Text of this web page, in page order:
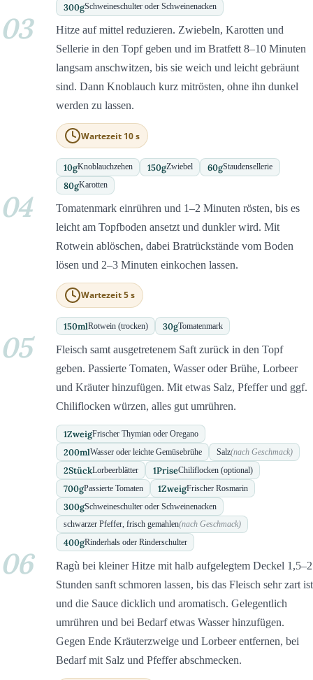
300gSchweineschulter oder Schweinenacken
03
Hitze auf mittel reduzieren. Zwiebeln, Karotten und
Sellerie in den Topf geben und im Bratfett 8–10 Minuten
langsam anschwitzen, bis sie weich und leicht gebräunt
sind. Dann Knoblauch kurz mitrösten, ohne ihn dunkel
werden zu lassen.
Wartezeit 10 s
10gKnoblauchzehen 150gZwiebel 60gStaudensellerie
80gKarotten
04
Tomatenmark einrühren und 1–2 Minuten rösten, bis es
leicht am Topfboden ansetzt und dunkler wird. Mit
Rotwein ablöschen, dabei Bratrückstände vom Boden
lösen und 2–3 Minuten einkochen lassen.
Wartezeit 5 s
150mlRotwein (trocken) 30gTomatenmark
05
Fleisch samt ausgetretenem Saft zurück in den Topf
geben. Passierte Tomaten, Wasser oder Brühe, Lorbeer
und Kräuter hinzufügen. Mit etwas Salz, Pfeffer und ggf.
Chiliflocken würzen, alles gut umrühren.
1ZweigFrischer Thymian oder Oregano
200mlWasser oder leichte Gemüsebrühe Salz(nach Geschmack)
2StückLorbeerblätter 1PriseChiliflocken (optional)
700gPassierte Tomaten 1ZweigFrischer Rosmarin
300gSchweineschulter oder Schweinenacken
schwarzer Pfeffer, frisch gemahlen(nach Geschmack)
400gRinderhals oder Rinderschulter
06
Ragù bei kleiner Hitze mit halb aufgelegtem Deckel 1,5–2
Stunden sanft schmoren lassen, bis das Fleisch sehr zart ist
und die Sauce dicklich und aromatisch. Gelegentlich
umrühren und bei Bedarf etwas Wasser hinzufügen.
Gegen Ende Kräuterzweige und Lorbeer entfernen, bei
Bedarf mit Salz und Pfeffer abschmecken.